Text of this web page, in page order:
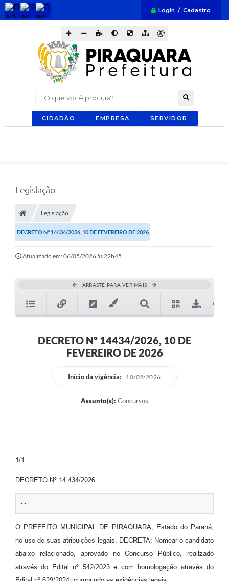
Login / Cadastro
O que você procura?
CIDADÃO EMPRESA SERVIDOR
Legislação
Legislação
DECRETO Nº 14434/2026, 10 DE FEVEREIRO DE 2026
Atualizado em: 06/05/2026 às 22h45
ARRASTE PARA VER MAIS
DECRETO Nº 14434/2026, 10 DE
FEVEREIRO DE 2026
Início da vigência: 10/02/2026
Assunto(s): Concursos
1/1
DECRETO Nº 14.434/2026.
--
O PREFEITO MUNICIPAL DE PIRAQUARA, Estado do Paraná,
no uso de suas atribuições legais, DECRETA: Nomear o candidato
abaixo relacionado, aprovado no Concurso Público, realizado
através do Edital nº 542/2023 e com homologação através do